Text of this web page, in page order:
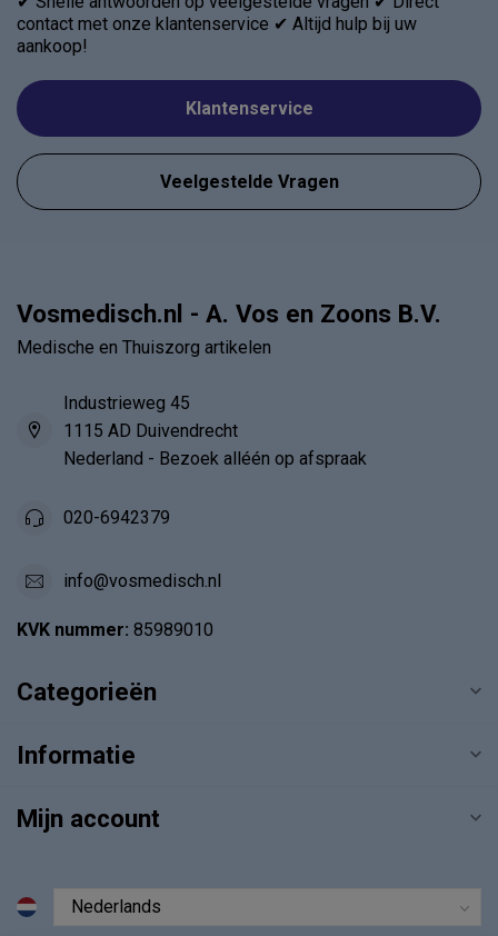
contact met onze klantenservice ✔ Altijd hulp bij uw
aankoop!
Klantenservice
Veelgestelde Vragen
Vosmedisch.nl - A. Vos en Zoons B.V.
Medische en Thuiszorg artikelen
Industrieweg 45
1115 AD Duivendrecht
Nederland - Bezoek alléén op afspraak
020-6942379
info@vosmedisch.nl
KVK nummer: 85989010
Categorieën
Informatie
Mijn account